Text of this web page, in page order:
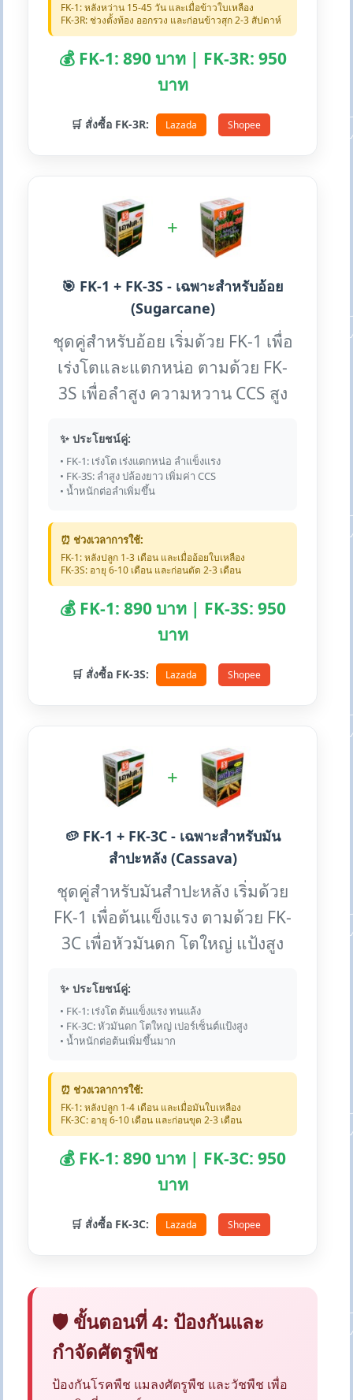
FK-1: หลังหว่าน 15-45 วัน และเมื่อข้าวใบเหลือง
FK-3R: ช่วงตั้งท้อง ออกรวง และก่อนข้าวสุก 2-3 สัปดาห์
💰 FK-1: 890 บาท | FK-3R: 950
บาท
🛒 สั่งซื้อ FK-3R: Lazada Shopee
+
🎯 FK-1 + FK-3S - เฉพาะสำหรับอ้อย
(Sugarcane)
ชุดคู่สำหรับอ้อย เริ่มด้วย FK-1 เพื่อ
เร่งโตและแตกหน่อ ตามด้วย FK-
3S เพื่อลำสูง ความหวาน CCS สูง
✨ ประโยชน์คู่:
• FK-1: เร่งโต เร่งแตกหน่อ ลำแข็งแรง
• FK-3S: ลำสูง ปล้องยาว เพิ่มค่า CCS
• น้ำหนักต่อลำเพิ่มขึ้น
⏰ ช่วงเวลาการใช้:
FK-1: หลังปลูก 1-3 เดือน และเมื่ออ้อยใบเหลือง
FK-3S: อายุ 6-10 เดือน และก่อนตัด 2-3 เดือน
💰 FK-1: 890 บาท | FK-3S: 950
บาท
🛒 สั่งซื้อ FK-3S: Lazada Shopee
+
🥔 FK-1 + FK-3C - เฉพาะสำหรับมัน
สำปะหลัง (Cassava)
ชุดคู่สำหรับมันสำปะหลัง เริ่มด้วย
FK-1 เพื่อต้นแข็งแรง ตามด้วย FK-
3C เพื่อหัวมันดก โตใหญ่ แป้งสูง
✨ ประโยชน์คู่:
• FK-1: เร่งโต ต้นแข็งแรง ทนแล้ง
• FK-3C: หัวมันดก โตใหญ่ เปอร์เซ็นต์แป้งสูง
• น้ำหนักต่อต้นเพิ่มขึ้นมาก
⏰ ช่วงเวลาการใช้:
FK-1: หลังปลูก 1-4 เดือน และเมื่อมันใบเหลือง
FK-3C: อายุ 6-10 เดือน และก่อนขุด 2-3 เดือน
💰 FK-1: 890 บาท | FK-3C: 950
บาท
🛒 สั่งซื้อ FK-3C: Lazada Shopee
🛡️ ขั้นตอนที่ 4: ป้องกันและ
กำจัดศัตรูพืช
ป้องกันโรคพืช แมลงศัตรูพืช และวัชพืช เพื่อ